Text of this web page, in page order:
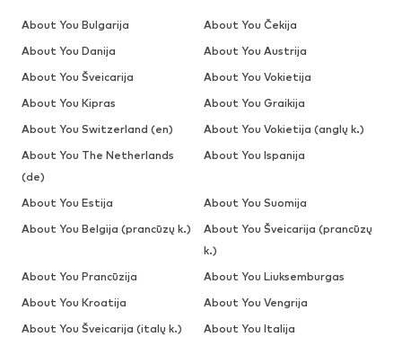
About You Bulgarija
About You Čekija
About You Danija
About You Austrija
About You Šveicarija
About You Vokietija
About You Kipras
About You Graikija
About You Switzerland (en)
About You Vokietija (anglų k.)
About You The Netherlands
(de)
About You Ispanija
About You Estija
About You Suomija
About You Belgija (prancūzų k.)
About You Šveicarija (prancūzų
k.)
About You Prancūzija
About You Liuksemburgas
About You Kroatija
About You Vengrija
About You Šveicarija (italų k.)
About You Italija